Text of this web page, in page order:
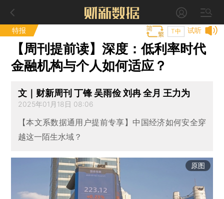
特报 试听
T中
【周刊提前读】深度：低利率时代
金融机构与个人如何适应？
文｜财新周刊 丁锋 吴雨俭 刘冉 全月 王力为
2025年01月18日 08:06
【本文系数据通用户提前专享】中国经济如何安全穿
越这一陌生水域？
原图